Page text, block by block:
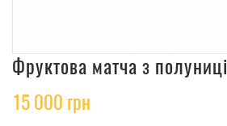
Фруктова матча з полуниці
15 000 грн